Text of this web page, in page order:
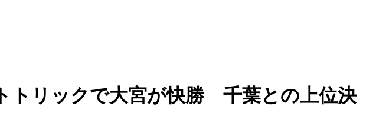
トリックで大宮が快勝 千葉との上位決